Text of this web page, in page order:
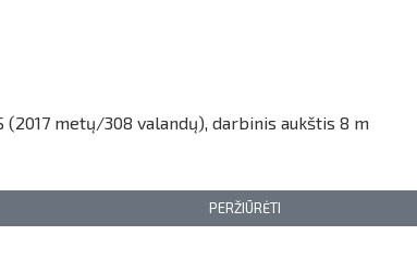
metų/308 valandų), darbinis aukštis 8 m
PERŽIŪRĖTI